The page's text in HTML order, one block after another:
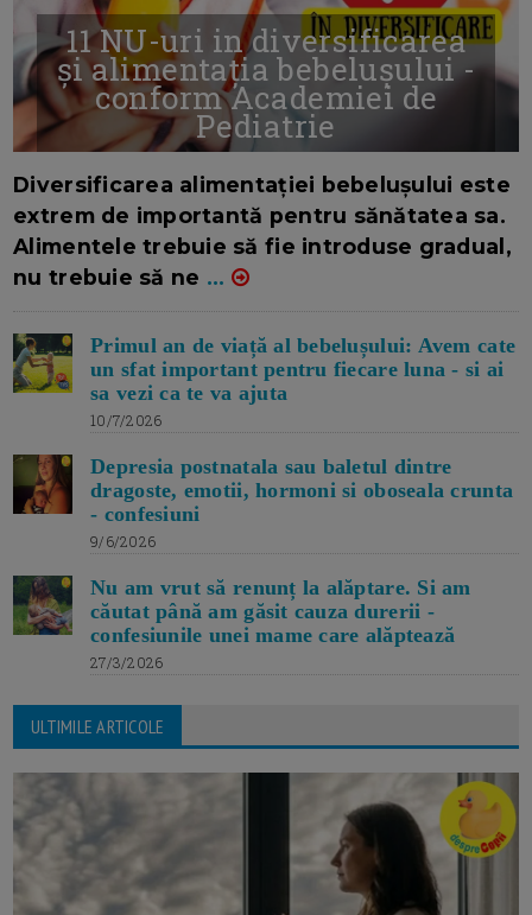
11 NU-uri in diversificarea
și alimentația bebelușului -
conform Academiei de
Pediatrie
Diversificarea alimentației bebelușului este
extrem de importantă pentru sănătatea sa.
Alimentele trebuie să fie introduse gradual,
nu trebuie să ne ...
Primul an de viață al bebelușului: Avem cate
un sfat important pentru fiecare luna - si ai
sa vezi ca te va ajuta
10/7/2026
Depresia postnatala sau baletul dintre
dragoste, emotii, hormoni si oboseala crunta
- confesiuni
9/6/2026
Nu am vrut să renunț la alăptare. Si am
căutat până am găsit cauza durerii -
confesiunile unei mame care alăptează
27/3/2026
ULTIMILE ARTICOLE